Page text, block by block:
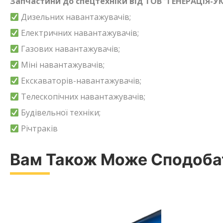
Дизельних навантажувачів;
Електричних навантажувачів;
Газових навантажувачів;
Міні навантажувачів;
Екскаваторів-навантажувачів;
Телескопічних навантажувачів;
Будівельної техніки;
Річтраків
Вам Також Може